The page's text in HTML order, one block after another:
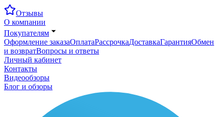
Отзывы
О компании
Покупателям
Оформление заказаОплатаРассрочкаДоставкаГарантияОбмен
и возвратВопросы и ответы
Личный кабинет
Контакты
Видеообзоры
Блог и обзоры